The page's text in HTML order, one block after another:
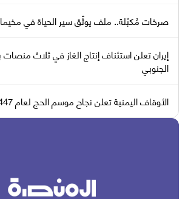
صرخات مُكبّلة.. ملف يوثّق سير الحياة في
إيران تعلن استئناف إنتاج الغاز في ثلاث
الجنوبي
الأوقاف اليمنية تعلن نجاح موسم الحج لعام 1447هـ